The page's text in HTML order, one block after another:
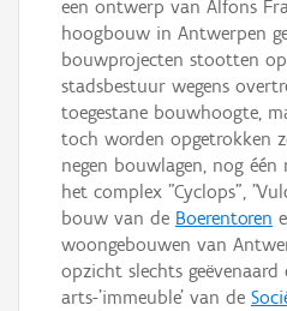
een ontwerp van Alfons
hoogbouw in Antwerpen
bouwprojecten stootten
stadsbestuur wegens
toegestane bouwhoogte,
toch worden opgetrokken
negen bouwlagen, nog
het complex "Cyclops",
bouw van de Boerentoren
woongebouwen van
opzicht slechts
arts-'immeuble’ van de